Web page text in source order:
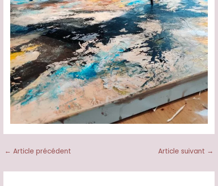
← Article précédent Article suivant →